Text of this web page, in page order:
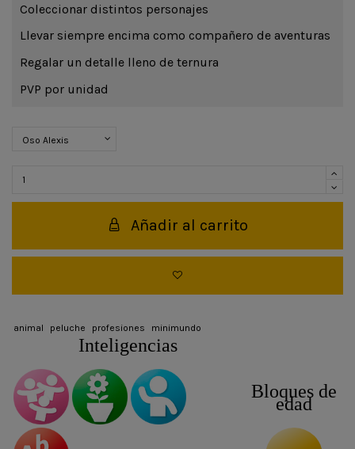
Coleccionar distintos personajes
Llevar siempre encima como compañero de aventuras
Regalar un detalle lleno de ternura
PVP por unidad
Añadir al carrito
animal peluche profesiones minimundo
Inteligencias
Bloques de
edad